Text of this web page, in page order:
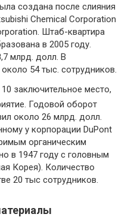
создана после слияния
Chemical Corporation
Штаб-квартира
в 2005 году.
млрд. долл. В
54 тыс. сотрудников.
заключительное место,
Годовой оборот
около 26 млрд. долл.
у корпорации DuPont
органическим
в 1947 году с головным
Корея). Количество
20 тыс сотрудников.